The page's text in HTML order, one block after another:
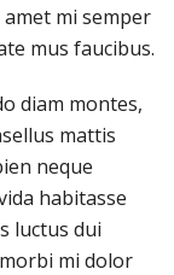
mi semper
mus faucibus.
diam montes,
mattis
neque
habitasse
luctus dui
mi dolor